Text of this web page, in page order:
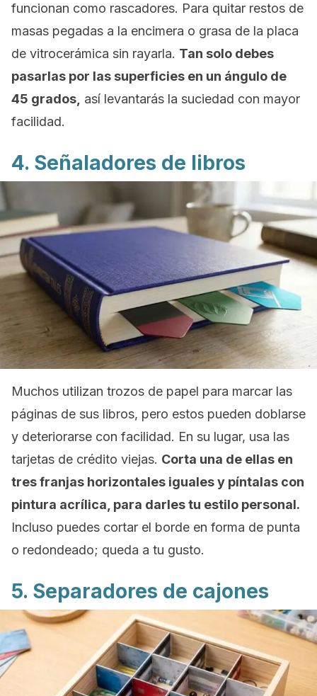
funcionan como rascadores. Para quitar restos de
masas pegadas a la encimera o grasa de la placa
de vitrocerámica sin rayarla. Tan solo debes
pasarlas por las superficies en un ángulo de
45 grados, así levantarás la suciedad con mayor
facilidad.
4. Señaladores de libros
Muchos utilizan trozos de papel para marcar las
páginas de sus libros, pero estos pueden doblarse
y deteriorarse con facilidad. En su lugar, usa las
tarjetas de crédito viejas. Corta una de ellas en
tres franjas horizontales iguales y píntalas con
pintura acrílica, para darles tu estilo personal.
Incluso puedes cortar el borde en forma de punta
o redondeado; queda a tu gusto.
5. Separadores de cajones